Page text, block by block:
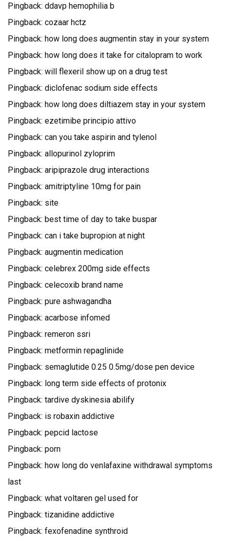
Pingback: ddavp hemophilia b
Pingback: cozaar hctz
Pingback: how long does augmentin stay in your system
Pingback: how long does it take for citalopram to work
Pingback: will flexeril show up on a drug test
Pingback: diclofenac sodium side effects
Pingback: how long does diltiazem stay in your system
Pingback: ezetimibe principio attivo
Pingback: can you take aspirin and tylenol
Pingback: allopurinol zyloprim
Pingback: aripiprazole drug interactions
Pingback: amitriptyline 10mg for pain
Pingback: site
Pingback: best time of day to take buspar
Pingback: can i take bupropion at night
Pingback: augmentin medication
Pingback: celebrex 200mg side effects
Pingback: celecoxib brand name
Pingback: pure ashwagandha
Pingback: acarbose infomed
Pingback: remeron ssri
Pingback: metformin repaglinide
Pingback: semaglutide 0.25 0.5mg/dose pen device
Pingback: long term side effects of protonix
Pingback: tardive dyskinesia abilify
Pingback: is robaxin addictive
Pingback: pepcid lactose
Pingback: porn
Pingback: how long do venlafaxine withdrawal symptoms
last
Pingback: what voltaren gel used for
Pingback: tizanidine addictive
Pingback: fexofenadine synthroid